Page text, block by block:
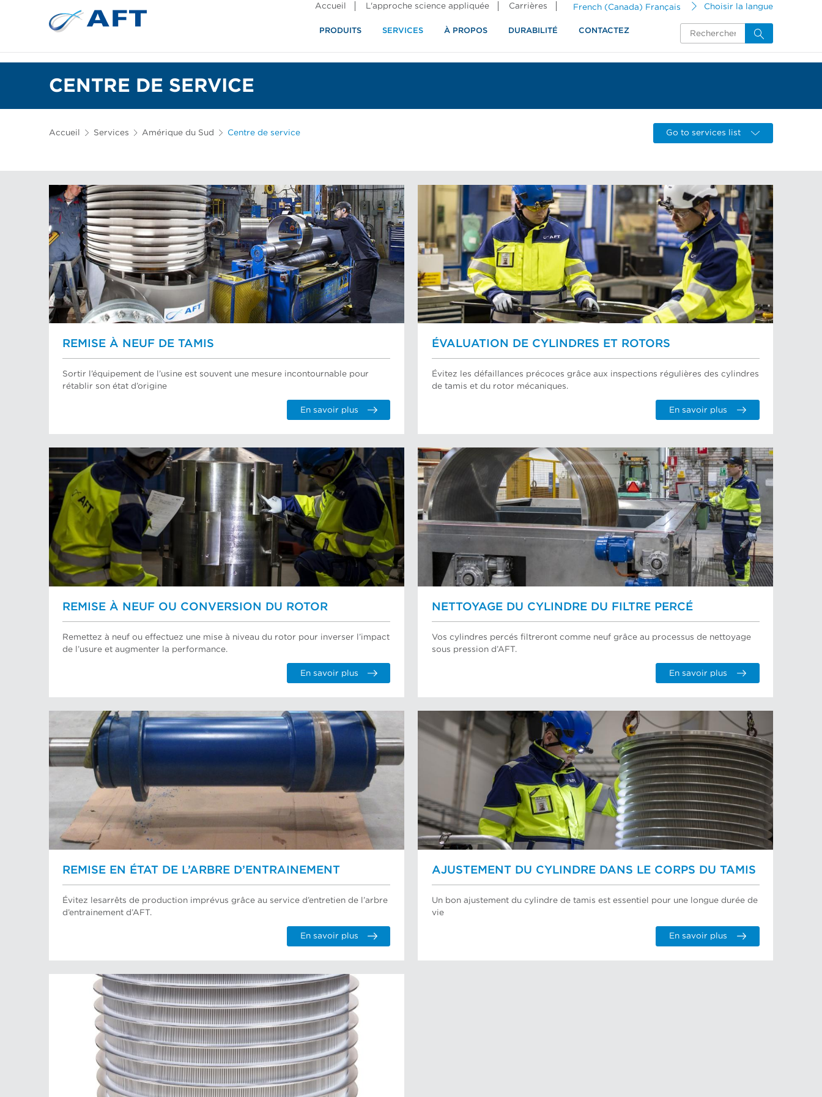
French (Canada) Français Choisir la langue
Accueil L'approche science appliquée Carrières
PRODUITS SERVICES À PROPOS DURABILITÉ CONTACTEZ
CENTRE DE SERVICE
Accueil Services Amérique du Sud Centre de service Go to services list
REMISE À NEUF DE TAMIS
Sortir l’équipement de l’usine est souvent une mesure incontournable pour
rétablir son état d’origine
En savoir plus
ÉVALUATION DE CYLINDRES ET ROTORS
Évitez les défaillances précoces grâce aux inspections régulières des cylindres
de tamis et du rotor mécaniques.
En savoir plus
REMISE À NEUF OU CONVERSION DU ROTOR
Remettez à neuf ou effectuez une mise à niveau du rotor pour inverser l’impact
de l’usure et augmenter la performance.
En savoir plus
NETTOYAGE DU CYLINDRE DU FILTRE PERCÉ
Vos cylindres percés filtreront comme neuf grâce au processus de nettoyage
sous pression d’AFT.
En savoir plus
REMISE EN ÉTAT DE L’ARBRE D’ENTRAINEMENT
Évitez lesarrêts de production imprévus grâce au service d’entretien de l’arbre
d’entrainement d’AFT.
En savoir plus
AJUSTEMENT DU CYLINDRE DANS LE CORPS DU TAMIS
Un bon ajustement du cylindre de tamis est essentiel pour une longue durée de
vie
En savoir plus